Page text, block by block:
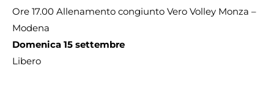
Ore 17.00 Allenamento congiunto Vero Volley Monza –
Modena
Domenica 15 settembre
Libero